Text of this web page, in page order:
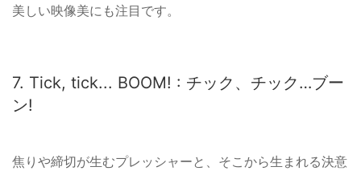
美しい映像美にも注目です。
7. Tick, tick... BOOM! : チック、チック…ブー
ン!
焦りや締切が生むプレッシャーと、そこから生まれる決意